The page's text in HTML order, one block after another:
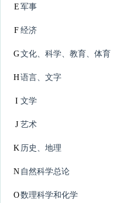
E 军事
F 经济
G文化、科学、教育、体育
H语言、文字
I 文学
J 艺术
K 历史、地理
N 自然科学总论
O数理科学和化学